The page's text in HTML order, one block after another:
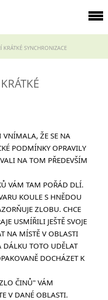
KRÁTKÉ SYNCHRONIZACE
VNÍMALA, ŽE SE NA
PODMÍNKY OPRAVILY
NA TOM PŘEDEVŠÍM
VÁM TAM POŘÁD DLÍ.
KOULE S HNĚDOU
ZLOBU. CHCE
USMÍŘILI JEŠTĚ SVOJE
NA MÍSTĚ V OBLASTI
DÁLKU TOTO UDĚLAT
DOCHÁZET K
ČINŮ" VÁM
V DANÉ OBLASTI.